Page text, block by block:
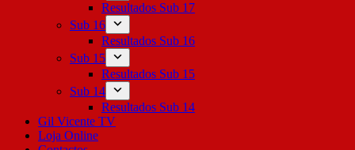
Resultados Sub 17
Sub 16
Resultados Sub 16
Sub 15
Resultados Sub 15
Sub 14
Resultados Sub 14
Gil Vicente TV
Loja Online